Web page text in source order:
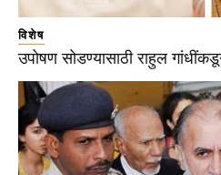
विशेष
उपोषण सोडण्यासाठी राहुल